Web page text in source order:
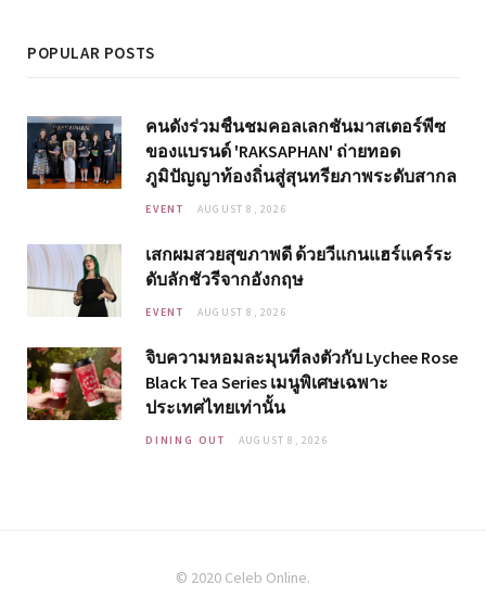
POPULAR POSTS
คนดังร่วมชื่นชมคอลเลกชันมาสเตอร์พีซ
ของแบรนด์ 'RAKSAPHAN' ถ่ายทอด
ภูมิปัญญาท้องถิ่นสู่สุนทรียภาพระดับสากล
EVENT AUGUST 8, 2026
เสกผมสวยสุขภาพดี ด้วยวีแกนแฮร์แคร์ระ
ดับลักชัวรีจากอังกฤษ
EVENT AUGUST 8, 2026
จิบความหอมละมุนที่ลงตัวกับ Lychee Rose
Black Tea Series เมนูพิเศษเฉพาะ
ประเทศไทยเท่านั้น
DINING OUT AUGUST 8, 2026
© 2020 Celeb Online.